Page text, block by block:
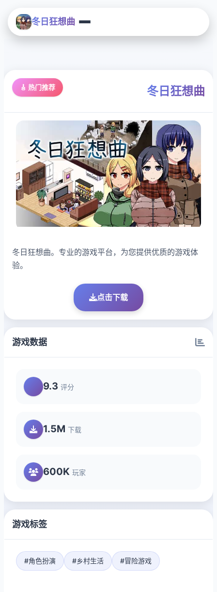
冬日狂想曲
🎸 热门推荐 冬日狂想曲
冬日狂想曲。专业的游戏平台，为您提供优质的游戏体
验。
点击下载
游戏数据
9.3 评分
1.5M 下载
600K 玩家
游戏标签
#角色扮演 #乡村生活 #冒险游戏